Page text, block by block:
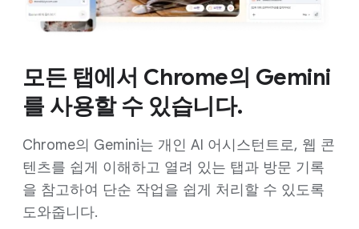
모든 탭에서 Chrome의 Gemini
를 사용할 수 있습니다.
Chrome의 Gemini는 개인 AI 어시스턴트로, 웹 콘
텐츠를 쉽게 이해하고 열려 있는 탭과 방문 기록
을 참고하여 단순 작업을 쉽게 처리할 수 있도록
도와줍니다.